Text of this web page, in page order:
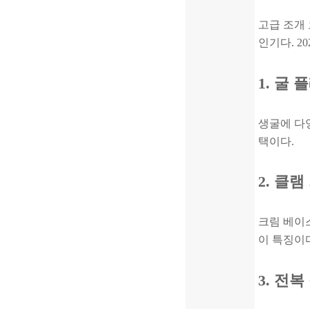
고급 조개
인기다.
1. 굴
생굴에 다
택이다.
2. 클램
크림 베이
이 특징이
3. 전복